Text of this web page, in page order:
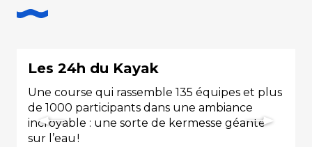
Les 24h du Kayak
Une course qui rassemble 135 équipes et plus
de 1000 participants dans une ambiance
incroyable : une sorte de kermesse géante
sur l’eau !